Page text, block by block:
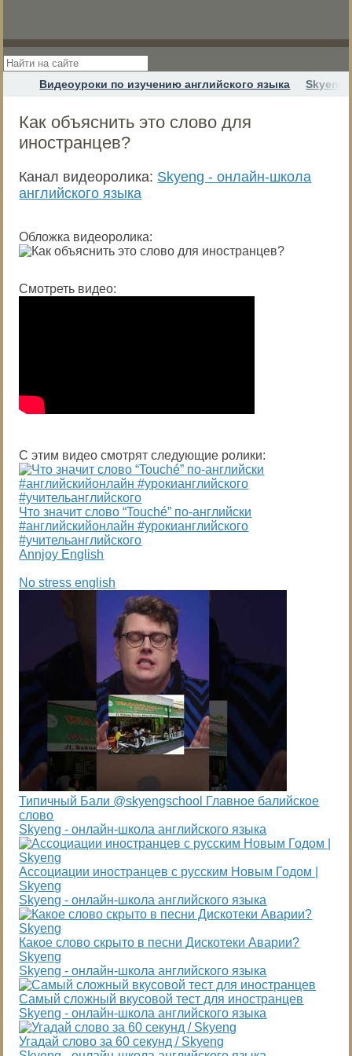
Видеоуроки по изучению английского языка Skyeng
Как объяснить это слово для
иностранцев?
Канал видеоролика: Skyeng - онлайн-школа
английского языка
Обложка видеоролика:
Смотреть видео:
С этим видео смотрят следующие ролики:
Что значит слово “Touché” по-английски
#английскийонлайн #урокианглийского
#учительанглийского
Annjoy English
No stress english
Типичный Бали @skyengschool Главное балийское
слово
Skyeng - онлайн-школа английского языка
Ассоциации иностранцев с русским Новым Годом |
Skyeng
Skyeng - онлайн-школа английского языка
Какое слово скрыто в песни Дискотеки Аварии?
Skyeng
Skyeng - онлайн-школа английского языка
Самый сложный вкусовой тест для иностранцев
Skyeng - онлайн-школа английского языка
Угадай слово за 60 секунд / Skyeng